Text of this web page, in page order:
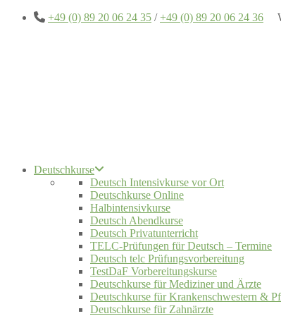
+49 (0) 89 20 06 24 35 /+49 (0) 89 20 06 24 36
Deutschkurse
Deutsch Intensivkurse vor Ort
Deutschkurse Online
Halbintensivkurse
Deutsch Abendkurse
Deutsch Privatunterricht
TELC-Prüfungen für Deutsch – Termine
Deutsch telc Prüfungsvorbereitung
TestDaF Vorbereitungskurse
Deutschkurse für Mediziner und Ärzte
Deutschkurse für Krankenschwestern &
Deutschkurse für Zahnärzte